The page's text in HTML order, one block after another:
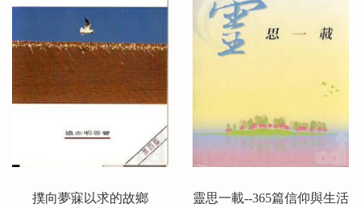
撲向夢寐以求的故鄉
靈思一載--365篇信仰與生活